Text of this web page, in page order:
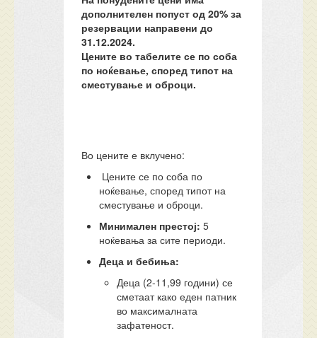
дополнителен попуст од 20% за
резервации направени до
31.12.2024.
Цените во табелите се по соба
по ноќевање, според типот на
сместување и оброци.
Во цените е вклучено:
Цените се по соба по
ноќевање, според типот на
сместување и оброци.
Минимален престој: 5
ноќевања за сите периоди.
Деца и бебиња:
Деца (2-11,99 години) се
сметаат како еден патник
во максималната
зафатеност.